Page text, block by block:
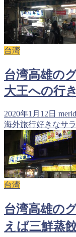
台湾
台湾高雄の
大王への行
2020年1月12日
海外旅行好きなサ
台湾
台湾高雄の
えば三鮮蒸